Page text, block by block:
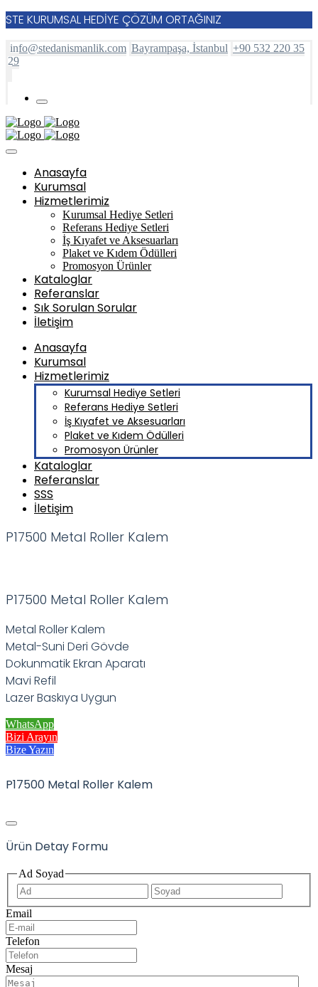
STE KURUMSAL HEDİYE ÇÖZÜM ORTAĞINIZ
info@stedanismanlik.com Bayrampaşa, İstanbul +90 532 220 35
29
Anasayfa
Kurumsal
Hizmetlerimiz
Kurumsal Hediye Setleri
Referans Hediye Setleri
İş Kıyafet ve Aksesuarları
Plaket ve Kıdem Ödülleri
Promosyon Ürünler
Kataloglar
Referanslar
Sık Sorulan Sorular
İletişim
Anasayfa
Kurumsal
Hizmetlerimiz
Kurumsal Hediye Setleri
Referans Hediye Setleri
İş Kıyafet ve Aksesuarları
Plaket ve Kıdem Ödülleri
Promosyon Ürünler
Kataloglar
Referanslar
SSS
İletişim
P17500 Metal Roller Kalem
P17500 Metal Roller Kalem
Metal Roller Kalem
Metal-Suni Deri Gövde
Dokunmatik Ekran Aparatı
Mavi Refil
Lazer Baskıya Uygun
WhatsApp
Bizi Arayın
Bize Yazın
P17500 Metal Roller Kalem
Ürün Detay Formu
Ad Soyad
İlk
Email
Telefon
Mesaj